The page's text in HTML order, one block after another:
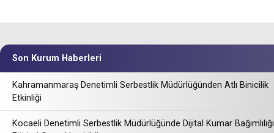
Son Kurum Haberleri
Kahramanmaraş Denetimli Serbestlik Müdürlüğünden Atlı Binicilik
Etkinliği
Kocaeli Denetimli Serbestlik Müdürlüğünde Dijital Kumar Bağımlılığı